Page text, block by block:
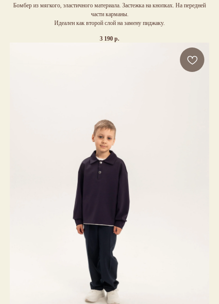
Бомбер из мягкого, эластичного материала. Застежка на кнопках. На передней
части карманы.
Идеален как второй слой на замену пиджаку.
3 190 р.